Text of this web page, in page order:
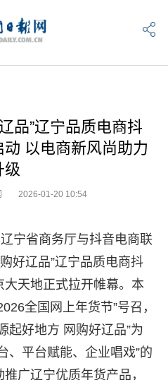
品”辽宁品质电商抖
以电商新风尚助力
级
2026-01-20 10:54
宁省商务厅与抖音电商联
好辽品”辽宁品质电商抖
天地正式拉开帷幕。本
全国网上年货节”号召，
起好地方 网购好辽品”为
、平台赋能、企业唱戏”的
广辽宁优质年货产品，